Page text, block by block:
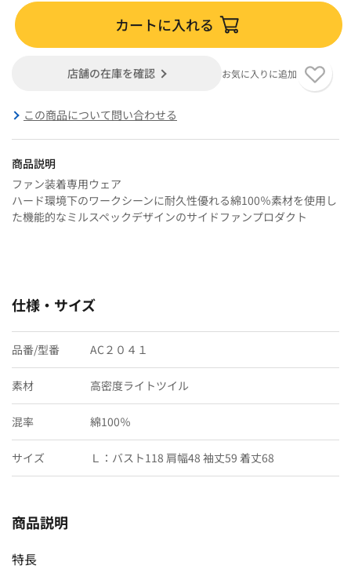
カートに入れる
店舗の在庫を確認 お気に入りに追加
この商品について問い合わせる
商品説明
ファン装着専用ウェア
ハード環境下のワークシーンに耐久性優れる綿100％素材を使用し
た機能的なミルスペックデザインのサイドファンプロダクト
仕様・サイズ
品番/型番 AC２０４１
素材 高密度ライトツイル
混率 綿100％
サイズ Ｌ：バスト118 肩幅48 袖丈59 着丈68
商品説明
特長